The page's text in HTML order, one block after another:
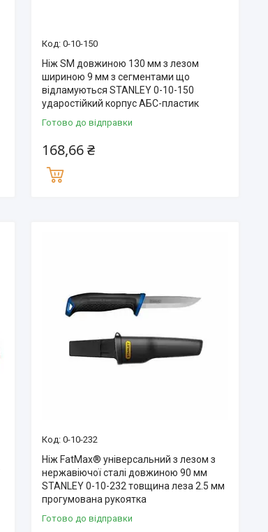
0-10-150
Ніж SM довжиною 130 мм з лезом
шириною 9 мм з сегментами що
відламуються STANLEY 0-10-150
ударостійкий корпус АБС-пластик
Готово до відправки
168,66 ₴
0-10-232
Ніж FatMax® універсальний з лезом з
нержавіючої сталі довжиною 90 мм
STANLEY 0-10-232 товщина леза 2.5 мм
прогумована рукоятка
Готово до відправки